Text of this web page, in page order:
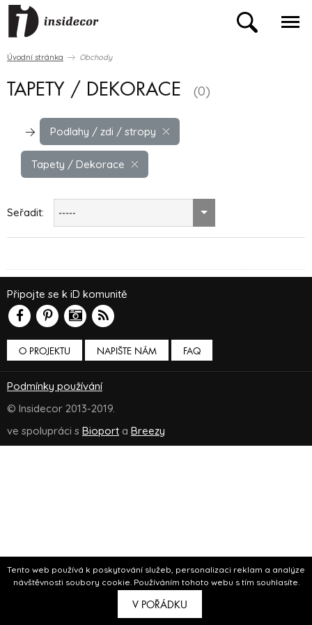
Tento web používá k poskytování služeb, personalizaci reklam a analýze
návštěvnosti soubory cookie. Používáním tohoto webu s tím souhlasíte.
V POŘÁDKU
Úvodní stránka Obchody
TAPETY / DEKORACE (0)
Podlahy / zdi / stropy
Tapety / Dekorace
Seřadit: -----
O PROJEKTU NAPIŠTE NÁM
Připojte se k iD komunitě
FAQ
Podmínky používání
© Insidecor 2013-2019.
ve spolupráci s Bioport a Breezy